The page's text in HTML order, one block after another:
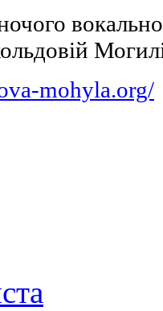
mohyla.org/